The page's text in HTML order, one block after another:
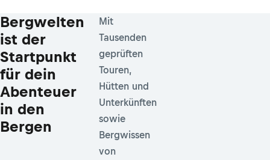
Bergwelten
ist der
Startpunkt
für dein
Abenteuer
in den
Mit
Tausenden
geprüften
Touren,
Hütten und
Unterkünften
sowie
Bergwissen